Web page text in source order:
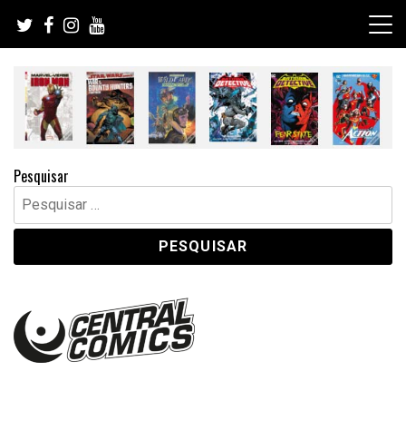
content
Pesquisar
Pesquisar
por: